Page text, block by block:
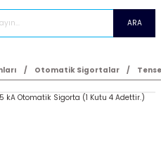
ARA
Otomatik Sigortalar